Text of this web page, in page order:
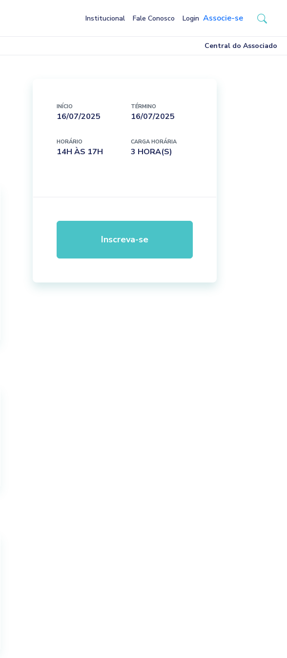
Institucional Fale Conosco Login Associe-se
Central do Associado
INÍCIO
16/07/2025
TÉRMINO
16/07/2025
HORÁRIO
14H ÀS 17H
CARGA HORÁRIA
3 HORA(S)
Inscreva-se